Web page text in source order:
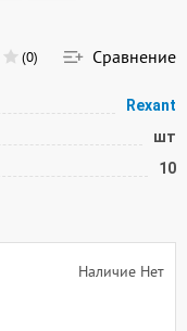
(0) Сравнение
Rexant
шт
10
Наличие Нет